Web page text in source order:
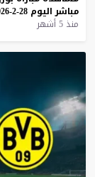
مباشر اليوم 28-2-2026
منذ 5 أشهر